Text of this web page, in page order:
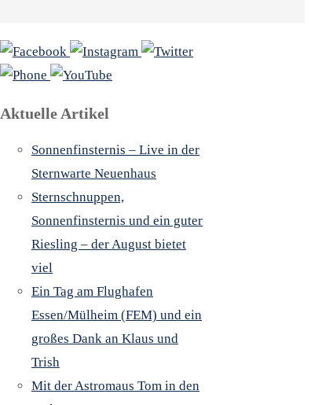
Aktuelle Artikel
Sonnenfinsternis – Live in der
Sternwarte Neuenhaus
Sternschnuppen,
Sonnenfinsternis und ein guter
Riesling – der August bietet
viel
Ein Tag am Flughafen
Essen/Mülheim (FEM) und ein
großes Dank an Klaus und
Trish
Mit der Astromaus Tom in den